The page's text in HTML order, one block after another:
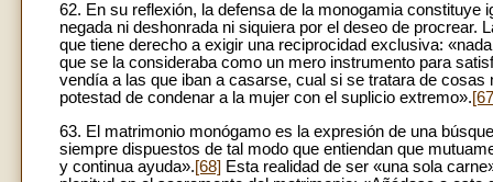
62. En su reflexión, la defensa de la monogamia constituye
negada ni deshonrada ni siquiera por el deseo de procrear.
que tiene derecho a exigir una reciprocidad exclusiva:
que se la consideraba como un mero instrumento para
vendía a las que iban a casarse, cual si se tratara de
potestad de condenar a la mujer con el suplicio extremo».
63. El matrimonio monógamo es la expresión de una
siempre dispuestos de tal modo que entiendan que
y continua ayuda».[68] Esta realidad de ser «una sola